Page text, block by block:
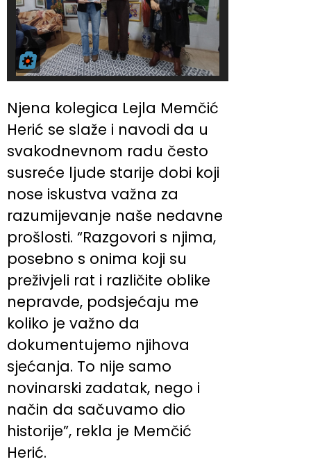
Njena kolegica Lejla Memčić
Herić se slaže i navodi da u
svakodnevnom radu često
susreće ljude starije dobi koji
nose iskustva važna za
razumijevanje naše nedavne
prošlosti. “Razgovori s njima,
posebno s onima koji su
preživjeli rat i različite oblike
nepravde, podsjećaju me
koliko je važno da
dokumentujemo njihova
sjećanja. To nije samo
novinarski zadatak, nego i
način da sačuvamo dio
historije”, rekla je Memčić
Herić.